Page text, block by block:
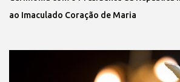
ao Imaculado Coração de Maria